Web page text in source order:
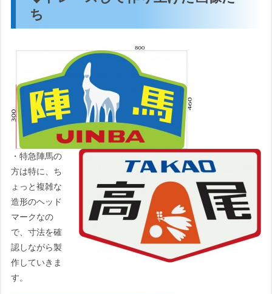
ち
・特急陣馬の
方は特に、ち
ょっと複雑な
造形のヘッド
マークなの
で、寸法を確
認しながら製
作していきま
す。